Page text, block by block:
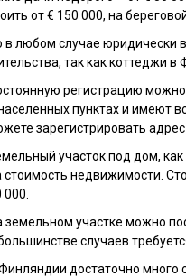
от € 150 000, на
в любом случае юридически
так как коттеджи
регистрацию
пунктах и имеют
зарегистрировать
участок под дом,
стоимость недвижимости.
000.
земельном участке можно
случаев
достаточно много